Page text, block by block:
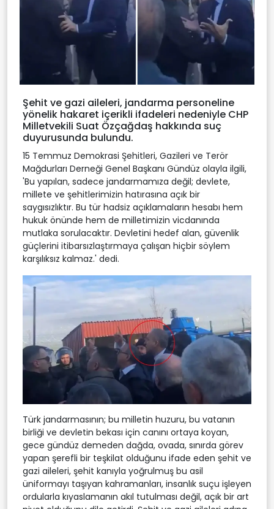
Şehit ve gazi aileleri, jandarma personeline
yönelik hakaret içerikli ifadeleri nedeniyle CHP
Milletvekili Suat Özçağdaş hakkında suç
duyurusunda bulundu.
15 Temmuz Demokrasi Şehitleri, Gazileri ve Terör
Mağdurları Derneği Genel Başkanı Gündüz olayla ilgili,
'Bu yapılan, sadece jandarmamıza değil; devlete,
millete ve şehitlerimizin hatırasına açık bir
saygısızlıktır. Bu tür hadsiz açıklamaların hesabı hem
hukuk önünde hem de milletimizin vicdanında
mutlaka sorulacaktır. Devletini hedef alan, güvenlik
güçlerini itibarsızlaştırmaya çalışan hiçbir söylem
karşılıksız kalmaz.' dedi.
Türk jandarmasının; bu milletin huzuru, bu vatanın
birliği ve devletin bekası için canını ortaya koyan,
gece gündüz demeden dağda, ovada, sınırda görev
yapan şerefli bir teşkilat olduğunu ifade eden şehit ve
gazi aileleri, şehit kanıyla yoğrulmuş bu asil
üniformayı taşıyan kahramanları, insanlık suçu işleyen
ordularla kıyaslamanın akıl tutulması değil, açık bir art